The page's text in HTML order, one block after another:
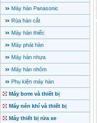
Máy hàn Panasonic
Rùa hàn cắt
Máy hàn thiếc
Máy phát hàn
Máy hàn nhựa
Máy hàn nhôm
Phụ kiện máy hàn
Máy bơm và thiết bị
Máy nén khí và thiết bị
Máy thiết bị rửa xe